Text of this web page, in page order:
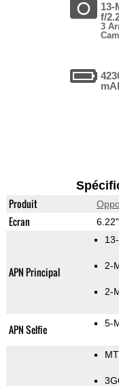
13-
f/
3
Produit
Ecran
APN Principal 2-
2-
APN Selfie 5-